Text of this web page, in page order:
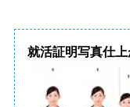
就活証明写真仕